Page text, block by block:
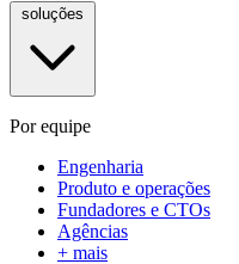
Por equipe
Engenharia
Produto e operações
Fundadores e CTOs
Agências
+ mais